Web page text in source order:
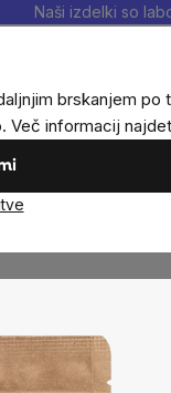
brskanjem po
Več informacij
Naši izdelki so
dopolnila in
mešanice